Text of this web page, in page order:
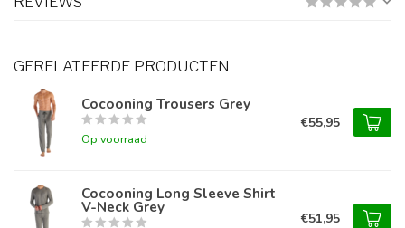
GERELATEERDE PRODUCTEN
Cocooning Trousers Grey
Op voorraad
€55,95
Cocooning Long Sleeve Shirt
V-Neck Grey
€51,95